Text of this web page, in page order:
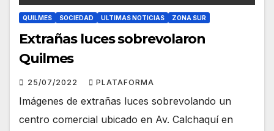
QUILMES SOCIEDAD ULTIMAS NOTICIAS ZONA SUR
Extrañas luces sobrevolaron
Quilmes
25/07/2022 PLATAFORMA
Imágenes de extrañas luces sobrevolando un
centro comercial ubicado en Av. Calchaquí en